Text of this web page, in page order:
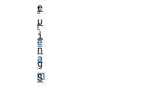
t
r
e
a
m
e
u
i
n
g
S